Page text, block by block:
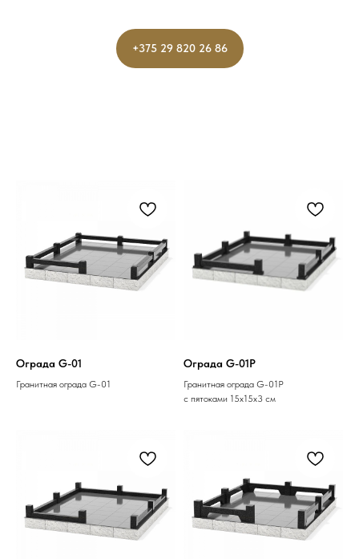
+375 29 820 26 86
Ограда G-01
Гранитная ограда G-01
Ограда G-01P
Гранитная ограда G-01P
с пятоками 15х15х3 см